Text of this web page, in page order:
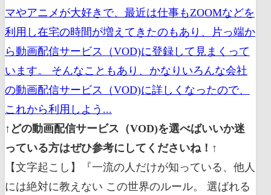
マやアニメが大好きで、最近は仕事もZOOMなどを
利用し在宅の時間が増えてきたのもあり、片っ端か
ら動画配信サービス（VOD)に登録して見まくって
います。 そんなこともあり、かなりいろんな会社
の動画配信サービス（VOD)に詳しくなったので、
これから利用しよう...
↑どの動画配信サービス（VOD)を選べばいいか迷
っている方はぜひ参考にしてくださいね！↑
【文字起こし】『一流の人だけが知っている、他人には絶対に教えない この世界のルール。 選ばれる人を決める「秘密の評価基準」40 （千田琢哉[著]）』皆さんどうもこんにちは本要約チャンネルの健美です今回は千田琢哉さんのベストセラー一流の人だけが知っている他人には絶対教えないこの世界のルールを解説していきたいと思いますさて世の中には一流とされている人がいますよね皆から尊敬されて信頼されて愛されて社会での地位も高くおまけに収入も高いこれを聞いている皆さんもできることならば一流の人間になりたいと考えているでしょうたとえ一流とまでは言わなくても今よりも皆から尊敬され信頼され愛され今よりも社会的地位が上がり今よりも収入が高くなりたいというのはこれを聞いている全てのみなさんが思っていることではないでしょうかそしてあなたがおらんならば子供のお手本となるような親となり子供に尊敬されたり子供に良い影響を与えたいと思っていることでしょうですが現実を見渡してみるとあの人は一流だなあという人もいれば一流にはちょっと程遠いなぁという人もいるでしょうではなぜこのように二種類の人間に分かれてしまうのかそれはズバリ一流の人だけが知っている他人には絶対教えないこの世界のルールを理解しているかどうかです一流の人にはその人が一流であるだけの理由があり一流の人だけが知っているルールに従って生きているからこそ一流でいられるんです一流の人に共通するビジネス社会のルール時間のルールお金のルール教養のルール人間関係のルールがこの世の中にはありますあなたもこういった一流のルールを知ることで今よりも確実に魅力的な人間になれ人に尊敬され愛され信頼され仕事がうまくいき給料が上がり人間関係が良好になるでしょうすなわち人生が変わるんで本書には著者がこれまで3000人以上の一流の人たちと対話してきたという経験をもとに一流と呼ばれる人たちの本音一流の人たちに共通するルールをガッチリとまとめてくれた一冊でございます今日紹介するルールを一つでも日常生活の中に取り入れる事によってあなたは今よりも確実に一流の人に近づくことができるでしょう本日の動画では本書の中で特に個人的に重要だと思ったお金時間人間関係この3ポイントにフォーカスして分かりやすく解説していきたいと思いますこの動画を見ることによってこの方いいなと思っていただけましたら概要欄にリンクを入れておきますのでぜひ一度本書を手にとって全ての内容をチェックしてみて欲しいと思いますそれでは早速楽しみながら一流のルールについて学んでいこうではありませんが本日のお品書きは次の通りです1件で一流の人が絶対に他人には教えないですお金のルールについて2件で一流の人が絶対他人には教えないです時間のルールについて3件で一流の人が絶対他人には教えない人間関係のルールについてわかりやすく解説していきたいと思いますそれでは早速一見の一流の人が絶対に他人には教えないお金のルールからお話を始めていきましょうさてでは早速ですが一流の人が一体どんなルールに従ってお金と付き合っているのかということをガンガンご紹介していきたいと思うんですまず皆さんにぜひ知っておいてほしい一流のお金のルールとはずばりお金とは力であるというものですお金とはすなわちパワーなんです皆さんはこれまでお金というものを一体何だと考えてきましたか一流の世界ではお金は徹底して道具だと考えられていてしかもとても便利な道具で上手に使わないとはないと考えられているんです言い換えればお金のために寿命を削るのは無駄だしお金のために人生を振り回されるのもバカバカしいということでありますそしてお金というのはすなわち力そのものですからお金を上手に使うことができればあなたはスムーズに力を持った人間になれるというわけなんですではお金には一体どんなパワーがあるのか一番のお金のパワーはお金で時間が買えてしまうという点でありますお金を持つようになって一番便利なのはこの時間が買えるようになるということなんです当たり前ですが時間はお金よりも遥かに重要です大切ですそのことが本当に理解できるのは生涯賃金を稼ぎ終わってからであると著者は言います著者自身は38歳の時に自分で決めた生涯賃金を稼ぎを得時間を買いまくったそうですよくね 500時間もうくんです例えば30年通勤するサラリーマンと比べると通勤時間だけで15000時間戻っ自分の時間が持てるんですイメージで言うなら普通の人は1日24時間のところお金持ちは1日48時間あるようなイメージですさらにお金があれば大勢の人の時間を借りるという方法によってその時間を48時か26時間にも増やすことがあってきますまた普通の人ならば料理洗濯掃除買い物といった走り毎日23時間くらいは使っていると思いますがお金があればこれらすべてをする必要がなく普通の人より毎日23時間も自由な時間が増えるでしょうその他にも自分が嫌だと思うことや雑務などを外注することができますからいかにお金によって時間が買えるのかそして実は時間というのは誰にでも平等なものではないと言うことが分かるでしょう好きで仕事をやっている人ならば良いと思いますがたいていの人は正直な話生活費を稼ぐために仕事をしていると思います1日8時間週に5日間働くと週に40時間月260時間ですこの時間をあなたはお金を手に入れるために会社に自分の時間を差し出しているということになるんですもしあなたに十分なお金があればこの時間をゼロにすることだってできるでしょう1日は24時間ですから月260時間行くとしたらだいたい普通に働いている人と比べあなたは毎月一週間も時間が増えるという計算になりますつまり約25%も自分の人生が延長されるようなものなんですしかもこの仕事をしなくて済む事によって生まれる時間というのは起きている時間ですよね大抵の人は少なくとも6時間程度は毎日寝ているでしょうから起きている時間で月160時間歩くということは本当は25%どころの騒ぎではなくもっと自分の人生が延長されておりますこのように考えるとお金で時間を買うというのは自分の人生や寿命が伸びるのと同じことでありいかにお金のパワーが強大なのかが分かるでしょうさて著者がお金で一番時間を変えたという実感があったのは著者の方から移動する必要が一度もなくなったことだそうですお金がないうちは自分の方からせっせと動かなければならず時間も旅費交通費もたくさんかかっていたそうですが実際に旅費交通費が気にならないくらいのお金が手に入ると自分から動かなくても向こうから著者に会いたいと自宅の書斎に来てくれるようになったそうですつまり金を稼げば稼ぐほど逆にお金を使う必要がなくなりさらに自分から移動する必要数亡くなったためますます自分の時間が生まれるようになったそうですそして自分の時間が増えるとまたさらにその時間を使って何かを作り出せますからさらにお金が増えますそしてお金が増えるとそれによってさらに快適な環境や時間が手に入るからまたまたお金が増えちゃうという正のスパイラルが構築されるんですそして単に M 時間を買うだけでなく自分にとって最も快適な環境をお金で買うのもお金で時間を買うことと同じことです例えば著者は文筆家ですからどんな空間で生きるのかがとても大切になっていきます自分の所在を高級ホテルのラウンジ以上にし都会でも緑溢れた書斎から贅沢で大きな窓の前で執筆すれば思考力や想像力が存分に発揮できるということがわかったそうです自分にとって最も快適な環境をお金で買うことができれば著者あのように自分の能力が最大限発揮されますからやるべきことややりたいことをより早く完了することができますからさらに時間が生まれるというわけなんですお金とは力なりそしてお金で時間を買うことをお金で快適な環境を買うことこそがお金のパワーを最大限発揮する使い道なんですさてこのように言うとね確かに音は彼というのが大きなパワーでありお金で快適な環境とか時間が帰るというのはお金の素晴らしいメリットだというのは分かったよとでも普通の人は時間や快適な環境が買えるほどのお金なんてないでしょと思っている人結構多いかと思いますそんな人はお次の一流の人だけが知っているお金のルールである身の丈にあったお金の使い方をするというルールを徹底的に実行して確実にお金を蓄えていきましょうさてこのように言うと身の丈に また著者と同じ文筆業にもたまたまその年にベストセラーが出てその印税でマンションと高級外車を購入してしまい翌年の所得税と住民税などが支払い不能になり税務署の調査が入り追徴課税を支払わされたという話もあるそうですこのような話を聞くと世の中には本当に馬鹿な奴がいるなと小バカにする人がいるかと思いますがそうやって他人ごとだと思って今笑っている人ほど危険ですいざ自分がその立場になるとなかなか実際に身の丈にあったお金の使い方ができないというのが人間というものです本当に心の底から身の丈にあったお金の使い方をするという意味が分かるというのは頭で理解するんじゃなくて体がその通りに動きさらには習慣化することに成功している場合ですそして身の丈に合ったお金の使い方の初歩はいかなる理由があっても自分の年秋分の蓄えをしておけということですお金というのはあの世に持って行くことはできませんので今の楽しみを犠牲にして過剰に貯金することは愚かですが身の丈に合わない生活をするのもまた愚かですそして身の丈に合ったお金の使い方をする上で安易にね人に奢らないというのも重要なんですなぜならばお金というのは基本的にはですよ自分にリターンがないことには使わないものだからですこれを聞いている皆さんの中には会社の後輩や部下に単純にあなたが先輩だからという理由でご馳走している人結構いるのではないでしょうかしかし少なくとも一流はそのようなことを断じてしないそうですそれはそういう無意味な行動の積み重ねがその一山牛野通店貧しくしてしまうからです断言してもいいですが安易にご馳走をしても相手はあなたに感謝などしませんそれどころかこいつこの歳で独身だからもう俺の当たり前でしょとかこんな安い居酒屋でお礼を言わせやがってんなどと腹の底では思っているものなんですいやいやさすがにそんなことないでしょと多少感謝してるでしょと思っている人もいるかもしれませんが実際に著者がサラリーマン時代に何十回何百回とこのような口を耳にしたそうですこのようなことから分かるのは結局ね安易に人におごってはいけないということあなたの大切なお金を無駄遣いしてはいけません人はご馳走をしても感謝などしないそれどころか悪口を言う始末なんですもちろんあなたがその相手にご馳走することであなた自身が幸せな気分になれるならば OK ですしかし好きでもない相手にただなんとなくご馳走するのはやめた方が良いですそしてこれはごちそうに限らず人生のありとあらゆる面で不安もないのにただ自分の虚栄心とか承認欲求を満たすためだけに奢るのは金輪際やめてほしいですそもそも別に何のリターンもないのにを守るというその行為自体がよろしくありませんですそういった行為をしているとその他のことでも何のリターンもないのにお金を使ってしまうという曲がつくでしょうですから良い機会ですから徹底的にここで直してしまいましょうお金に困らない人になって時間を買ったり快適な環境を買うためにお金は必要なんですですからあなたの大切なお金をそんな意味のないことに使ってはいけませんさてではではお次にね紹介したい一流のお金のルールは三重は負債適正価格の学習教材は最強の投資というルールでございます家を張るための買い物私たちしてしまいますよねしかしそれはとてつもない夫妻なんです私たちには承認欲求がありますし誰にでも見栄を張りたいという本脳がありますですがそれが過剰になってしまうとお金だけでなくなんと人望もなくしてしまうから注意が必要なんです例えば見栄を張るための買い物の代表例は超高級外車豪邸などがありますこういった華やかな生活を継続できる人は何千人もの一流の人を見てきた著者ですが一人もいなかったと言います一流の人ほどシンプルで実用的なものを買います確かに住居は普通よりも広いし自動車も高級ですが例外なくいやいやあなただったらもっと高いものを変えたでしょと思わせるものを所有しているそうです9割以上の人が100坪以内の土地に住居を所有し1千万円以内の国産車を大切に乗っているそうですまた見栄を張る買い物をしすぎると嫉妬の対象にもなり税務署にも目をつけられるから世間が敵だらけになってしまうでしょうさらに様々な悪い人もあなたのお金を目当てに行ってくる 高額すぎる学習教材などが蔓延しておりますこういったものじゃなくて例えば数千円程度の書籍とかパッケージ化された教材なら数万円程度といった適正価格で教材を購入し自分の頭脳に投資をするというのが最も賢い投資になりますお金は裏切ることがあっても勉強だけはあなたを裏切らないからですそれでは1件の内容をこの辺でまとめておきたいと思います1件では一流の人が絶対に他人に教えないお金のルールを三つご紹介しました一つ目はお金とは力であるというルールでしたお金とは強力な力そのものでありお金があれば時間や快適な環境を変えて自分の人生が延長されるとお伝えしましたそして二つ目のルールは身の丈にあったお金の使い方を徹底しリターンのないことには金輪際金を使わないというものでした身の丈に合ったお金の使い方をすると言葉で理解するのは簡単ですが実際に体がその通りに動きさらには習慣化までしなければいけません会いに人に奢るというようなリターンのないことには金輪際金を使ってはいけないとお伝えしましたそして三つめのルールは三重は負債適正価格の学習教材は最強の投資というものでした超高級外車豪邸など見栄を張るための買い物は圧倒的な負債ですこの世で一番効率の良い投資は勉強ですから適正価格の学習教材にお金を使うようにしましょうそれでは次に言で一塁の人が絶対に他人には教えない時間のルールについて解説していきたいと思いますさてお次は一流の人が絶対に他人には教えない時間のルールをご紹介しこれまでの皆さんの時間の使い方をガラッと変えていただきたいと思います時間の使い方は一流の人がその他普通の人と大きく違う点であります一流の人は時間の重要性を心の底から認識し徹底的に効率の良い時間の使い方をしているんですこれからどんどん一流の時間のルールについて解説していきますので盗めるところをぜひしっかりと結んでいただきたいと思いますそれではまず紹介したい一流の人が絶対に他人には教えない時間のルールは絶対に外せないことを先に埋めるというルールです多くの人が時間を管理しようと思った時にまず時間がそもそもないという悩みにぶち当たるかと思います私たちにはやるべきことがたくさんあってそれが順番にひとつずつこなしていると結局最後本当に大切なことをやる時間がなくなってしまったという事態に陥りますですから時間について考える際は絶対に外せないことを先に売れてしまうというのがポイントになりますそして私たちが絶対に外せないことはズバリ睡眠と食事でありますそれ以外は正直仮に外したとしてもどうにでもなりますさらに言えば睡眠と食事のどちらの時間が大事かと言えば間違いなく睡眠であります食事は短時間で済ませたり人によっては1日一食でも良いでしょうですが睡眠は最低でも6時間多くの人は7から8時間は確保しなければいけません人は時間がない時に睡眠時間を真っ先に削りがちですがはっきり言って睡眠時間を削っているようでは二流どころか3流4流の人間と言わざるを得ません睡眠不足の悪影響については過去に私のチャンネルで何度か解説したことがありますが結論から言うと睡眠不足は死亡率は上がるは様々な病気のリスクは高まるはあなたの能力が大幅に低下するわと本当にデメリットだらけですから是非死ぬ気で睡眠時間だけは確保して欲しいと思うんですではどうすれば忙しいなか睡眠時間を確保することができるのかそれは最初から睡眠時間をスケジュールに固定してしまい何があってもその時間は用事を入れないことであります1日24時間使えると考えるから甘えが出てしまうわけで最初から16時間であると考えればすべて解決するんですいいでしょうか今後あなたの良い1日は16時間ですこの睡眠時間を除いた16時間で生活するんだという意識を持っていただければ最も大切なスイミングだけは絶対に外さなくて進みます例えば著者の場合サラリーマン地代毎日平均して9時間の睡眠を確保していましたがそれ以外は猛烈に働いていたそうです同僚の中には毎日23時間の睡眠で頑張っていた社員もいましたが彼らの仕事は例外なくお粗末なもので9時間睡眠をとっていた著者の方が ですからあなたも自分の人生を最高に輝かせたいのならばつべこべ言わずにまずは睡眠時間を確保するべきなんです睡眠時間を妨げるものはすべて排除するべきでございますさてまずはね絶対に外せないことを先に埋めるというルールに従って1日が16時間だと考えて睡眠時間をまず確保してもらいましたでは残りの16時間で次に優先して確保するべきものは何でしょうかそれはズバリ運動ですではなぜ睡眠の次に確保するべきなのが運動時間なのかと言うと長期的には継続して適度な運動をしなければ私たち寿命は縮まるし頭にも悪いからです適度な運動は健康を保つのには欠かせないということは科学的にすでに証明されているんですそもそも本来私たち人間は体を動かすように言ってうざいんされているので体を動かさないと様々な不調が現れるようになります体と頭の柔軟性は比例しますので是非運動時間を睡眠時間の次に確保して欲しいと思うんですそれでは次に紹介したい一流の人が絶対他人には教えない時間のルールは全ての言い訳を排除し空腹の時間を演出するというルールです世の中の自己啓発書には自分の時間表とか残業するなと言ったアドバイスがよくありますですがそれらははっきり言って甘すぎますそれはのアドバイスの冒頭にねあらゆる言い訳を乗り越えてという言葉を付け加えるべきだと著者は言います一切の言い訳を排除しまとまった自分のための空白の時間を記し試練捻出するんです同僚との付き合いだけでなく上司や取引先との付き合いよりもまずは自分の時間を最優先するんです率直に言って何かの言い訳をして自分の時間を捻出できないようになれば市12は絶対になれません勤務時間外で同僚に誘われても価値がないと感じたのならば絶対にいかない上司や取引先からゴルフに誘われたとしても行きたくないならちゃんと断って自分は皆勤賞タイプの人間ではないんだという印象を植え付けておくべきですそしてこれは彼氏彼女の関係でも同じでしょう今日は会いたくないと思ったらきっぱりと断る男性で会うことは絶対に辞めるんです極端な話サラリーマンならば外回りに出かけるふりをしてサボローが奇妙でずる休みしようがなんとしてでもまとまった空白の時間を捻出するべきなんです人はまとまった空白の時間に考え学んだことでしか一流になることがあってきませんその空白の時間で自分の本当にやりたいことや大切な価値観と向き合うんです惰性で参加するぐらいならばズル休みをしてても空白の時間を確保しましょうそして嫌いな奴にはね会えて丁寧に接するという技術も重要です嫌な人を目の前にすると露骨に態度や顔に出す人がいますが無駄に敵を増やしてしまうと結局はあなたの大切な時間が奪われてしまうんです敵が増えるとへんに足を引っ張ってきたり敵についてあれこれと考えて自分の大切な時間を浪費してしまう羽目になりかねませんだから一流の人ほど嫌いな奴ほど丁寧に扱うんです皆さんも嫌いな人がいるかと思いますが敵意をむき出しにせずに形だけでも丁寧に接してて気にならないように自然と距離を取るようにしましょう嫌な奴に対してそのような態度をとるのはなんかムカつくと思う人いるかもしれませんが自分の時間を守るためにはどんな手段も使うべきだというのは先ほどお伝えした通りですさてでは次に紹介したい一流の人が絶対他人に教えない時間のルールは自分だけの決断の基準を持つというルールでさて時間がいつも足りないと嘆いている人はいつも決断が遅いという特徴がありますくよくよあれこれ迷って一週間後に決断するよりもその場で走っと決断する人の方が膨大な時間を生み出せるということは簡単に想像できるでしょう決断が遅くて良いことなどひとつもありませんちなみに決断というと全てやるという選択肢を選ぶものであると思っている人もいますがそれは間違いでやらないとか中止すると決断することも立派な決断であります著者がこれまでに出会ってきた一流の人たちは例外なく決断のスピードが速いそうですではなぜ彼らの決断のスピードは速いのかそれは他の誰でもなく自分だけの決断の基準を持っているからであります11ね何か決めなければいけない状況になった時にどうしようかどうしようかと11に悩んでいたらいつまで時間があっても足りませんの 選ばなかった方をやるというものだそうですこんな感じで皆さんもね自分なりの決断の基準をもってください誰かに誘われたら本当に自分の心が動いた時だけ行くとか睡眠時間が削られそうなら絶対にどんな誘いも断るとかやるかやらないかを迷ったらとりあえずやるほうを選択するとか迷ったら直感がささやいているほうを選択するとかぜひ他人の基準で物事を決断するのではなく自分の決断の基準を守って下さいうだうだと迷っていられるほど私たちの人生は長くないんですそれではこの辺で2件の内容をまとめておきましょう2件では一流の人が絶対に他人には教えない時間のルールを三つ紹介しましたルールの一つ目は絶対に外せないことを先に埋めるというものでしたルールの二つ目は全ての言い訳を排除し空白の時間を捻出するというものでしたルールの三つ目は自分だけの決断の基準を持つというものでしたそれでは次3件で一流の人が絶対に他人には教えない人間関係のルールについて解説していきたいと思いますさてここからは私たちが生きていく上で切っても切り離せない人間関係のルールについてご紹介していきたいと思いますまず紹介したい一流の人が絶対に他人には教えない人間関係のルールは韓流の人を隣に座らせないというルールですなぜならばあなたが彼に一流だとしても隣に韓流のやつを座らせているとあなたも周りの人間から三流とみなされてしまうからです周囲の人があなたのランクをどのように決めているのかといえばそれはあなたの隣にどのランクの人を座らせているかで決めているんですこう言うと差別ダメでしょとか人の勝ちは皆平等だよと言う人いますが現実には一人も職業にも会社にも全てに序列があります著者は断言するが平等なんて幻想であるといいます人は平等じゃないからこそ頑張れるのであり少しでもランクを上げようと快適な生活を望むんですそしてこの先あなたの人生のステージが上がった時昔の友人や知人がどこからともなく湧いてくるでしょう初期の頃は自分がどれだけランクを上げたのかに気づかずお情けであってあげていると借金のお願いとか保険の勧誘だったりしてあなたも格下の世界に引きずり込まれてしまいますこの先あなたが成功すれば大して仲良くもなかった友人や知人から借金の依頼保険の勧誘などが来るという経験を必ずするでしょうそんな時は格下の世界に戻るともう二度と這い上がれないから隣に座らせる相手を感じてん間違えてはいけないんだということを再び思い出してほしいと思うんですさては多すぎ紹介したい一流の人が絶対に他人には教えない人間関係のルールは悪口の運び屋とは即絶縁しなさいというルールです人の悪口を言ってはいけませんというのは当然正しいことですが一番の曲者は誰々さんがあなたの悪口言っていたよとその悪口を運んでくる運び屋なんです何故悪口の運び屋はわざわざあなたにねあの人があなたの悪口言っていたよと密告するのかそれは悪口の運び屋は意識的にせよ無意識的にせよ他人の人生を破滅させることに快感を覚えるからでありますもしねその悪口が運び屋がその悪口を運んで来なければ悪口を言っていた人そして悪口を